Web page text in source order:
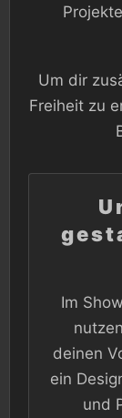
Um dir
Freiheit zu
Im
deinen
ein
und